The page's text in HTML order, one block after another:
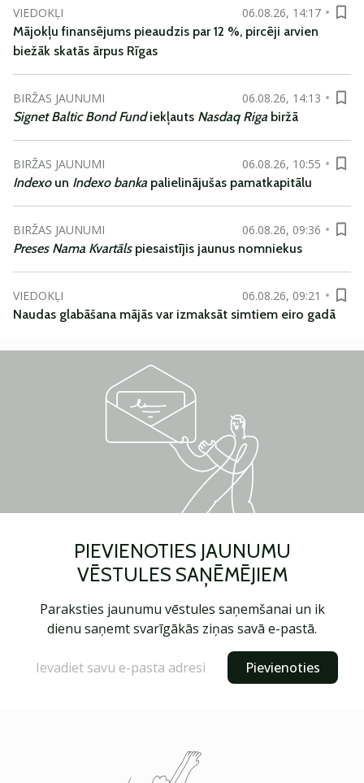
VIEDOKĻI
06.08.26, 14:17
Mājokļu finansējums pieaudzis par 12 %, pircēji arvien
biežāk skatās ārpus Rīgas
BIRŽAS JAUNUMI
06.08.26, 14:13
Signet Baltic Bond Fundiekļauts Nasdaq Riga biržā
BIRŽAS JAUNUMI
06.08.26, 10:55
Indexoun Indexo banka palielinājušas pamatkapitālu
BIRŽAS JAUNUMI
06.08.26, 09:36
Preses Nama Kvartāls piesaistījis jaunus nomniekus
VIEDOKĻI
06.08.26, 09:21
Naudas glabāšana mājās var izmaksāt simtiem eiro gadā
PIEVIENOTIES JAUNUMU
VĒSTULES SAŅĒMĒJIEM
Paraksties jaunumu vēstules saņemšanai un ik
dienu saņemt svarīgākās ziņas savā e-pastā.
Pievienoties